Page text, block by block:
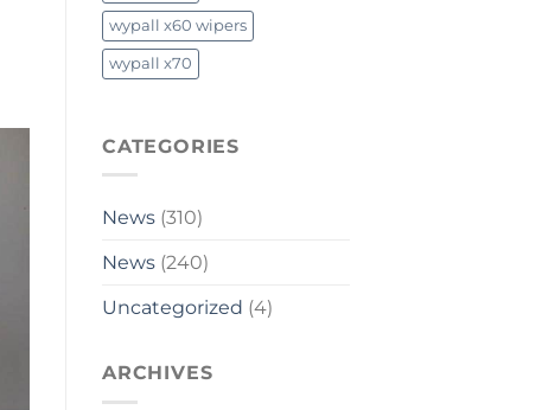
wypall x60 wipers
wypall x70
CATEGORIES
News (310)
News (240)
Uncategorized (4)
ARCHIVES